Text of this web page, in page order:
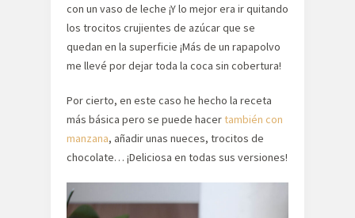
con un vaso de leche ¡Y lo mejor era ir quitando
los trocitos crujientes de azúcar que se
quedan en la superficie ¡Más de un rapapolvo
me llevé por dejar toda la coca sin cobertura!
Por cierto, en este caso he hecho la receta
más básica pero se puede hacertambién con
manzana, añadir unas nueces, trocitos de
chocolate… ¡Deliciosa en todas sus versiones!